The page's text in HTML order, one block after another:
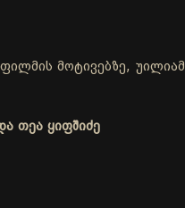
მოტივებზე,
თეა ყიფშიძე